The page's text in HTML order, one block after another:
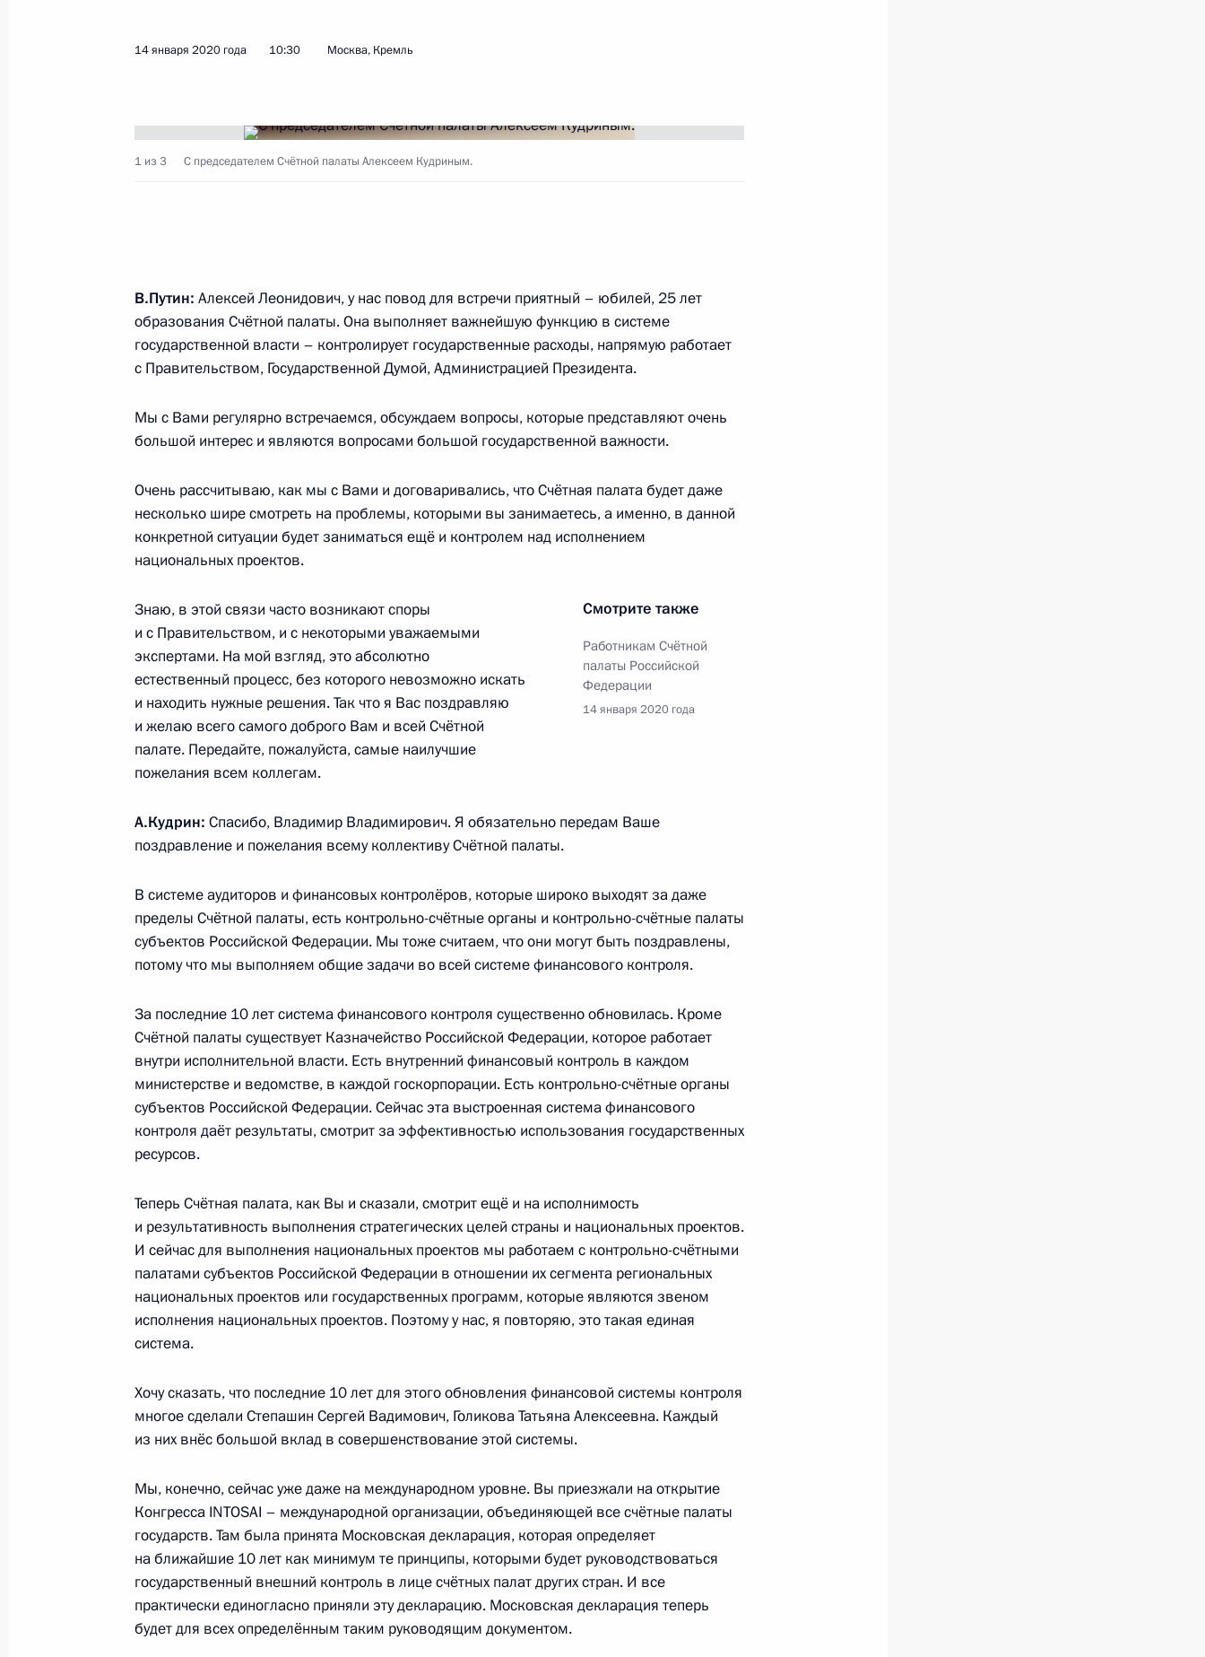
8 июня 2020 года, 14:05
Указ о предоставлении дополнительных страховых гарантий
отдельным категориям медицинских работников
Внесены изменения в Бюджетный кодекс Российской Федерации
22 апреля 2020 года, 12:00
Правительства
21 апреля 2020 года, 21:00
Перечень поручений по вопросам противодействия
распространению новой коронавирусной инфекции (COVID-
2019) в регионах Российской Федерации
15 апреля 2020 года, 21:00
Совещание с главами регионов по борьбе с распространением
коронавируса в России
8 апреля 2020 года, 17:30
Внесены изменения в Бюджетный кодекс Российской Федерации
7 апреля 2020 года, 12:45
Внесены изменения в закон о приостановлении действия
особенностей исполнения бюджета в 2020 году
1 апреля 2020 года, 19:40
Внесены изменения в Бюджетный кодекс Российской Федерации
1 апреля 2020 года, 13:30
Подписан закон, уточняющий параметры федерального бюджета
на 2020 год
Подписан закон о порядке перечисления Центробанком
в федеральный бюджет дохода от продажи Правительству акций
Сбербанка
18 марта 2020 года, 17:35
14 января 2020 года 10:30 Москва, Кремль
1 из 3 С председателем Счётной палаты Алексеем Кудриным.
В.Путин: Алексей Леонидович, у нас повод для встречи приятный – юбилей, 25 лет
образования Счётной палаты. Она выполняет важнейшую функцию в системе
государственной власти – контролирует государственные расходы, напрямую работает
с Правительством, Государственной Думой, Администрацией Президента.
Мы с Вами регулярно встречаемся, обсуждаем вопросы, которые представляют очень
большой интерес и являются вопросами большой государственной важности.
Очень рассчитываю, как мы с Вами и договаривались, что Счётная палата будет даже
несколько шире смотреть на проблемы, которыми вы занимаетесь, а именно, в данной
конкретной ситуации будет заниматься ещё и контролем над исполнением
национальных проектов.
Смотрите также
Работникам Счётной
палаты Российской
Федерации
14 января 2020 года
Знаю, в этой связи часто возникают споры
и с Правительством, и с некоторыми уважаемыми
экспертами. На мой взгляд, это абсолютно
естественный процесс, без которого невозможно искать
и находить нужные решения. Так что я Вас поздравляю
и желаю всего самого доброго Вам и всей Счётной
палате. Передайте, пожалуйста, самые наилучшие
пожелания всем коллегам.
А.Кудрин: Спасибо, Владимир Владимирович. Я обязательно передам Ваше
поздравление и пожелания всему коллективу Счётной палаты.
В системе аудиторов и финансовых контролёров, которые широко выходят за даже
пределы Счётной палаты, есть контрольно-счётные органы и контрольно-счётные палаты
субъектов Российской Федерации. Мы тоже считаем, что они могут быть поздравлены,
потому что мы выполняем общие задачи во всей системе финансового контроля.
За последние 10 лет система финансового контроля существенно обновилась. Кроме
Счётной палаты существует Казначейство Российской Федерации, которое работает
внутри исполнительной власти. Есть внутренний финансовый контроль в каждом
министерстве и ведомстве, в каждой госкорпорации. Есть контрольно-счётные органы
субъектов Российской Федерации. Сейчас эта выстроенная система финансового
контроля даёт результаты, смотрит за эффективностью использования государственных
ресурсов.
Теперь Счётная палата, как Вы и сказали, смотрит ещё и на исполнимость
и результативность выполнения стратегических целей страны и национальных проектов.
И сейчас для выполнения национальных проектов мы работаем с контрольно-счётными
палатами субъектов Российской Федерации в отношении их сегмента региональных
национальных проектов или государственных программ, которые являются звеном
исполнения национальных проектов. Поэтому у нас, я повторяю, это такая единая
система.
Хочу сказать, что последние 10 лет для этого обновления финансовой системы контроля
многое сделали Степашин Сергей Вадимович, Голикова Татьяна Алексеевна. Каждый
из них внёс большой вклад в совершенствование этой системы.
Мы, конечно, сейчас уже даже на международном уровне. Вы приезжали на открытие
Конгресса INTOSAI – международной организации, объединяющей все счётные палаты
государств. Там была принята Московская декларация, которая определяет
на ближайшие 10 лет как минимум те принципы, которыми будет руководствоваться
государственный внешний контроль в лице счётных палат других стран. И все
практически единогласно приняли эту декларацию. Московская декларация теперь
будет для всех определённым таким руководящим документом.